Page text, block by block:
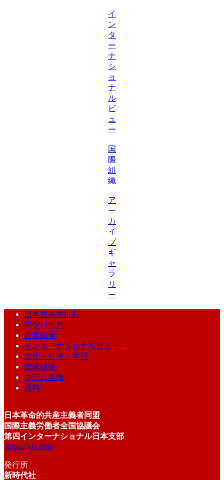
イ
ン
タ
ー
ナ
シ
ョ
ナ
ル
ビ
ュ
ー
国
際
組
織
ア
ー
カ
イ
ブ
ギ
ャ
ラ
リ
ー
日本共産党批判
内ゲバ批判
青年同盟
インターナショナルビュー
文化・批評・学習
国際組織
コラム架橋
資料
日本革命的共産主義者同盟
国際主義労働者全国協議会
第四インターナショナル日本支部
https://jrcl.info/
発行所
新時代社